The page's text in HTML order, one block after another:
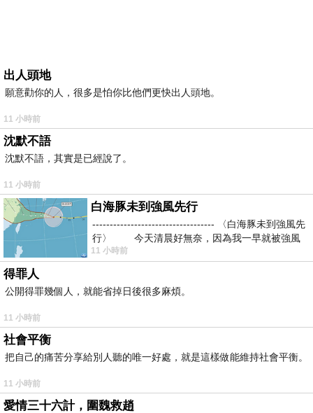
出人頭地
願意勸你的人，很多是怕你比他們更快出人頭地。
11 小時前
沈默不語
沈默不語，其實是已經說了。
11 小時前
白海豚未到強風先行
----------------------------------- 〈白海豚未到強風先
行〉 今天清晨好無奈，因為我一早就被強風
11 小時前
得罪人
公開得罪幾個人，就能省掉日後很多麻煩。
11 小時前
社會平衡
把自己的痛苦分享給別人聽的唯一好處，就是這樣做能維持社會平衡。
11 小時前
愛情三十六計，圍魏救趙